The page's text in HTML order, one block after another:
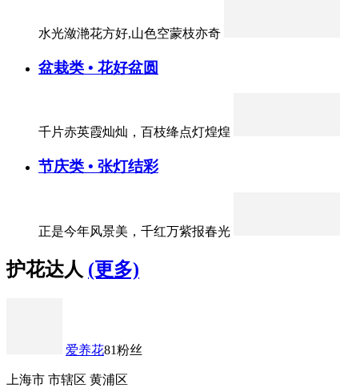
水光潋滟花方好,山色空蒙枝亦奇
盆栽类 • 花好盆圆
千片赤英霞灿灿，百枝绛点灯煌煌
节庆类 • 张灯结彩
正是今年风景美，千红万紫报春光
护花达人 (更多)
爱养花81粉丝
上海市 市辖区 黄浦区